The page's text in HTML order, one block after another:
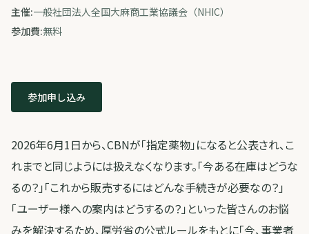
主催:一般社団法人全国大麻商工業協議会（NHIC）
参加費:無料
参加申し込み
2026年6月1日から、CBNが「指定薬物」になると公表され、こ
れまでと同じようには扱えなくなります。「今ある在庫はどうな
るの？」「これから販売するにはどんな手続きが必要なの？」
「ユーザー様への案内はどうするの？」といった皆さんのお悩
みを解決するため、厚労省の公式ルールをもとに「今、事業者